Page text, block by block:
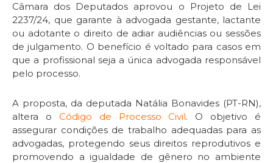
Câmara dos Deputados aprovou o Projeto de Lei
2237/24, que garante à advogada gestante, lactante
ou adotante o direito de adiar audiências ou sessões
de julgamento. O benefício é voltado para casos em
que a profissional seja a única advogada responsável
pelo processo.
A proposta, da deputada Natália Bonavides (PT-RN),
altera o Código de Processo Civil. O objetivo é
assegurar condições de trabalho adequadas para as
advogadas, protegendo seus direitos reprodutivos e
promovendo a igualdade de gênero no ambiente